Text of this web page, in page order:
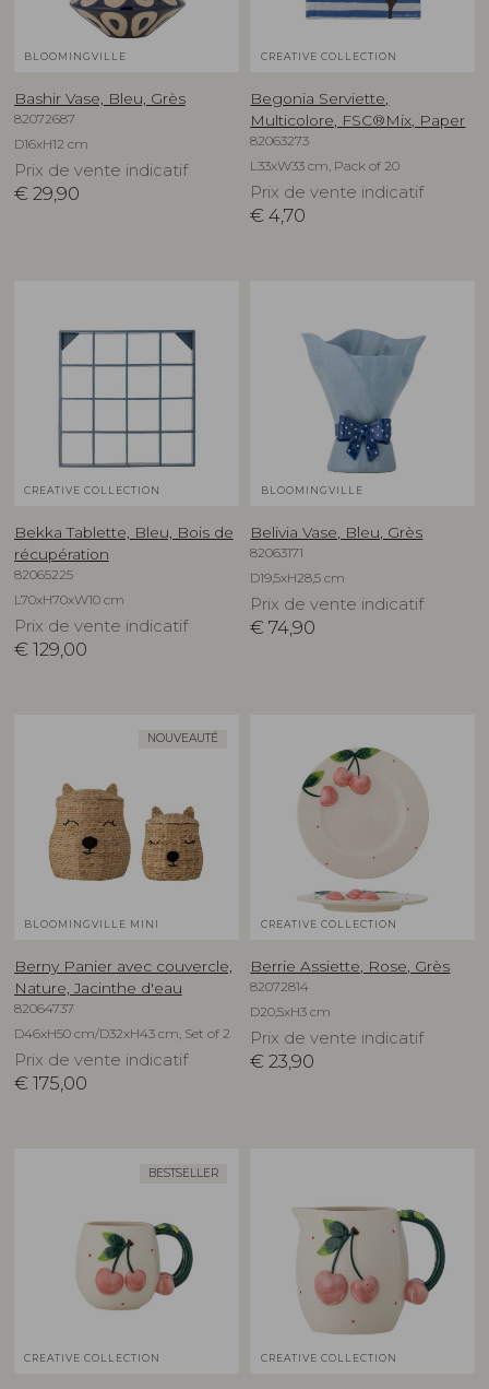
BLOOMINGVILLE
Bashir Vase, Bleu, Grès
82072687
D16xH12 cm
Prix de vente indicatif
€ 29,90
CREATIVE COLLECTION
Begonia Serviette,
Multicolore, FSC®Mix, Paper
82063273
L33xW33 cm, Pack of 20
Prix de vente indicatif
€ 4,70
CREATIVE COLLECTION
Bekka Tablette, Bleu, Bois de
récupération
82065225
L70xH70xW10 cm
Prix de vente indicatif
€ 129,00
BLOOMINGVILLE
Belivia Vase, Bleu, Grès
82063171
D19,5xH28,5 cm
Prix de vente indicatif
€ 74,90
NOUVEAUTÉ
BLOOMINGVILLE MINI
Berny Panier avec couvercle,
Nature, Jacinthe d'eau
82064737
D46xH50 cm/D32xH43 cm, Set of 2
Prix de vente indicatif
€ 175,00
CREATIVE COLLECTION
Berrie Assiette, Rose, Grès
82072814
D20,5xH3 cm
Prix de vente indicatif
€ 23,90
BESTSELLER
CREATIVE COLLECTION CREATIVE COLLECTION